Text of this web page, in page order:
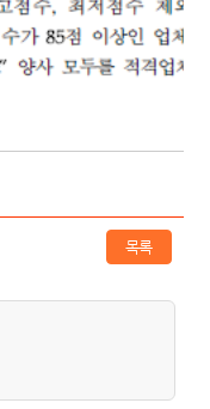
목록